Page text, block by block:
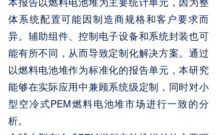
体系统配置可能因制造商规格和客户要求而
异。辅助组件、控制电子设备和系统封装也可
能有所不同，从而导致定制化解决方案。通过
以燃料电池堆作为标准化的报告单元，本研究
能够在实际应用中兼顾系统级定制，同时对小
型空冷式PEM燃料电池堆市场进行一致的分
析。